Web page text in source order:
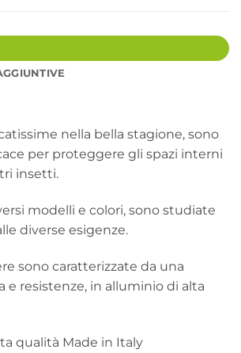
nella bella stagione, sono
per proteggere gli spazi interni
insetti.
modelli e colori, sono studiate
diverse esigenze.
sono caratterizzate da una
e resistenze, in alluminio di alta
qualità Made in Italy